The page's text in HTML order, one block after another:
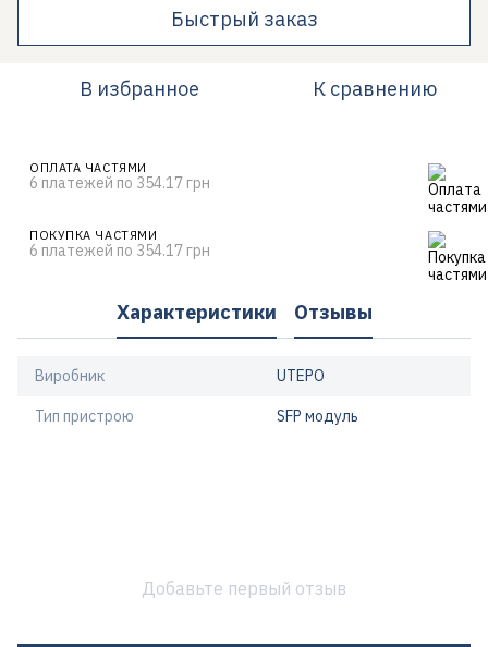
Быстрый заказ
В избранное К сравнению
ОПЛАТА ЧАСТЯМИ
6 платежей по 354.17 грн
ПОКУПКА ЧАСТЯМИ
6 платежей по 354.17 грн
Характеристики Отзывы
Виробник UTEPO
Тип пристрою SFP модуль
Добавьте первый отзыв